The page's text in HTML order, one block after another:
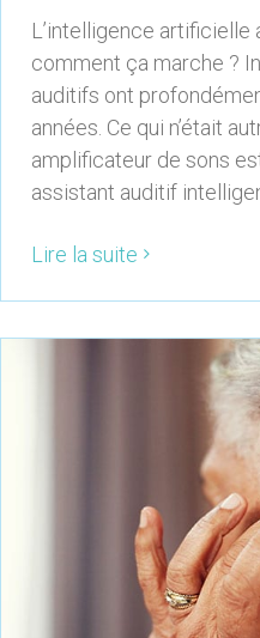
L’intelligence artificielle
comment ça marche ?
auditifs ont
années. Ce qui n’était
amplificateur de sons
assistant auditif
Lire la suite